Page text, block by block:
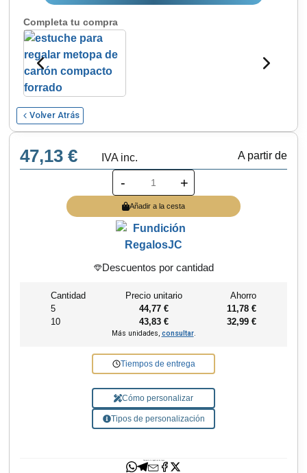
Completa tu compra
Volver Atrás
47,13 € IVA inc. A partir de
- +
Añadir a la cesta
Descuentos por cantidad
Cantidad Precio unitario
Ahorro
5
44,77 €
11,78 €
10
43,83 € 32,99 €
Más unidades, consultar.
Tiempos de entrega
Cómo personalizar
Tipos de personalización